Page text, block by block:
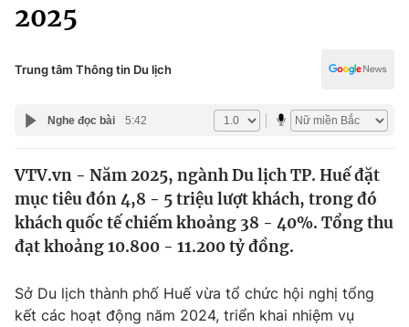
Xã hội
Pháp luật
Y tế
Thế giới
Tin tức
Thế giới đó đây
Câu chuyện quốc tế
Kinh tế
Thị trường
Dữ liệu và đời sống
Văn hóa - Giải trí
Y tế
Công nghệ
2025
Trung tâm Thông tin Du lịch
Nghe đọc bài 5:42
VTV.vn - Năm 2025, ngành Du lịch TP. Huế đặt
mục tiêu đón 4,8 - 5 triệu lượt khách, trong đó
khách quốc tế chiếm khoảng 38 - 40%. Tổng thu
đạt khoảng 10.800 - 11.200 tỷ đồng.
Sở Du lịch thành phố Huế vừa tổ chức hội nghị tổng
kết các hoạt động năm 2024, triển khai nhiệm vụ